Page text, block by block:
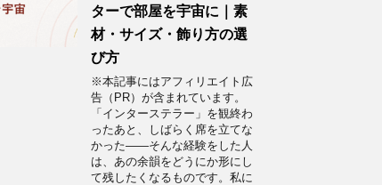
ターで部屋を宇宙に｜素
材・サイズ・飾り方の選
び方
※本記事にはアフィリエイト広
告（PR）が含まれています。
「インターステラー」を観終わ
ったあと、しばらく席を立てな
かった——そんな経験をした人
は、あの余韻をどうにか形にし
て残したくなるものです。私に